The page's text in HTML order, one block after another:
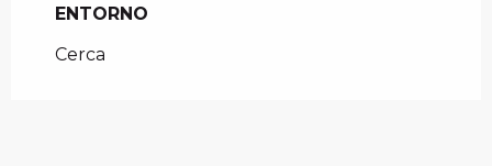
ENTORNO
ENTORNO
Cerca